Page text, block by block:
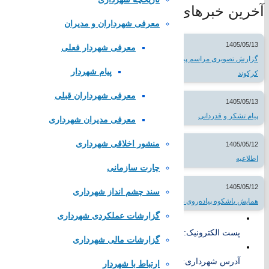
معرفی شهرداران و مدیران
معرفی شهردار فعلی
پیام شهردار
معرفی شهرداران قبلی
معرفی مدیران شهرداری
منشور اخلاقی شهرداری
چارت سازمانی
سند چشم انداز شهرداری
گزارشات عملکردی شهرداری
گزارشات مالی شهرداری
ارتباط با شهردار
آخرین خبرهای شهر
1405/05/13
گزارش تصویری مراسم پیاده روی اربعین حسینی در شهر
کرکوند
1405/05/13
پیام تشکر و قدردانی
1405/05/12
اطلاعیه
1405/05/12
همایش باشکوه پیاده‌روی دلدادگان اربعین حسینی
سازمان شهرداری ها و دهیاری های کشور
فرمانداری مبارکه
بنیاد مسکن مبارکه
پایگاه همیاری شهرداری های اصفهان
تماس با
تلفن تماس:52383266
پست الکترونیک:
آدرس شهرداری: شهرستان مبارکه، شهر کرکوند، انتهای بلوار امام